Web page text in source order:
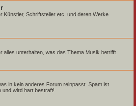
Künstler, Schriftsteller etc. und deren Werke
alles unterhalten, was das Thema Musik betrifft.
in kein anderes Forum reinpasst. Spam ist
wird hart bestraft!